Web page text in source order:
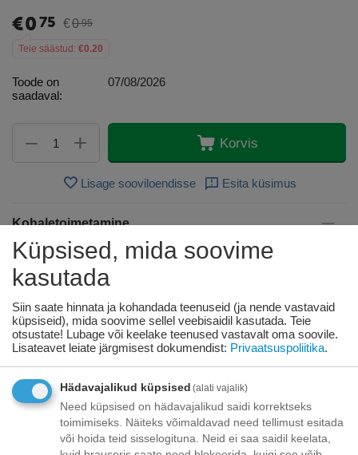
€075 €0 95
Teie säästud: €0.20
Toode on
saadaval:
07/08/2026
+
− Korvis
Lisage sooviloendisse Esita küsimus
Kohaletoimetamine
Tasuta kohaletoimetamine teie ukse taha tellimustele üle
70.00 euro!
Saatmiskulud kuni 69,99 eurot:
Unisend pakiautomaat - 3,50 eurot
Omniva pakiautomaat - 5,00 eurot
Makse
Kirjeldus
Küpsised, mida soovime
kasutada
Siin saate hinnata ja kohandada teenuseid (ja nende vastavaid
küpsiseid), mida soovime sellel veebisaidil kasutada. Teie
otsustate! Lubage või keelake teenused vastavalt oma soovile.
Lisateavet leiate järgmisest dokumendist: Privaatsuspoliitika.
Hädavajalikud küpsised (alati vajalik)
Need küpsised on hädavajalikud saidi korrektseks
toimimiseks. Näiteks võimaldavad need tellimust esitada
või hoida teid sisselogituna. Neid ei saa saidil keelata,